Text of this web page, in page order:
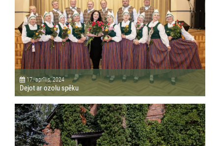
17. aprīlis, 2024
Dejot ar ozolu spēku